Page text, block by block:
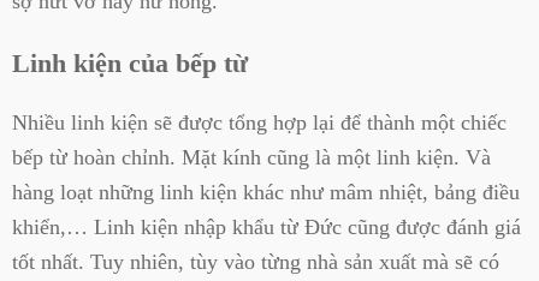
Linh kiện của bếp từ
Nhiều linh kiện sẽ được tổng hợp lại để thành một chiếc
bếp từ hoàn chỉnh. Mặt kính cũng là một linh kiện. Và
hàng loạt những linh kiện khác như mâm nhiệt, bảng điều
khiển,… Linh kiện nhập khẩu từ Đức cũng được đánh giá
tốt nhất. Tuy nhiên, tùy vào từng nhà sản xuất mà sẽ có